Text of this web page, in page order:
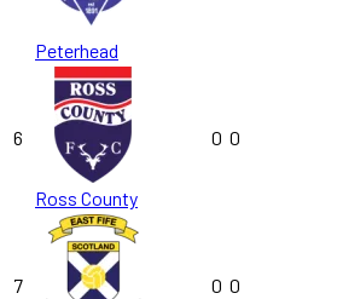
Peterhead
6
Ross County
0 0
7 0 0